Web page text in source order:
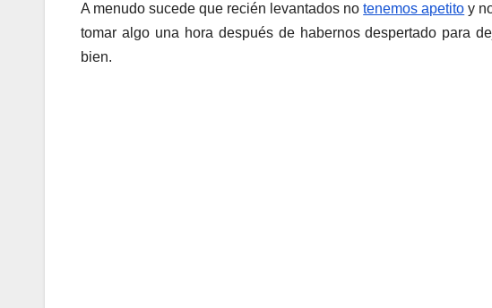
A menudo sucede que recién levantados notenemos apetito y
tomar algo una hora después de habernos despertado para
bien.